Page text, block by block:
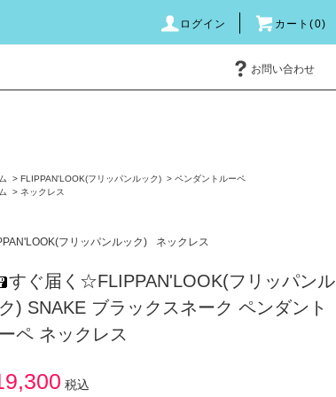
ログイン カート(0)
お問い合わせ
> FLIPPAN'LOOK(フリッパンルック) > ペンダントルーペ
> ネックレス
フリッパンルック) ネックレス
すぐ届く☆FLIPPAN'LOOK(フリッパンル
) SNAKE ブラックスネーク ペンダント
ペ ネックレス
税込